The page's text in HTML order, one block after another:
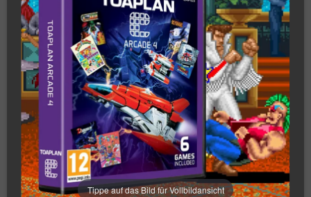
Tippe auf das Bild für Vollbildansicht